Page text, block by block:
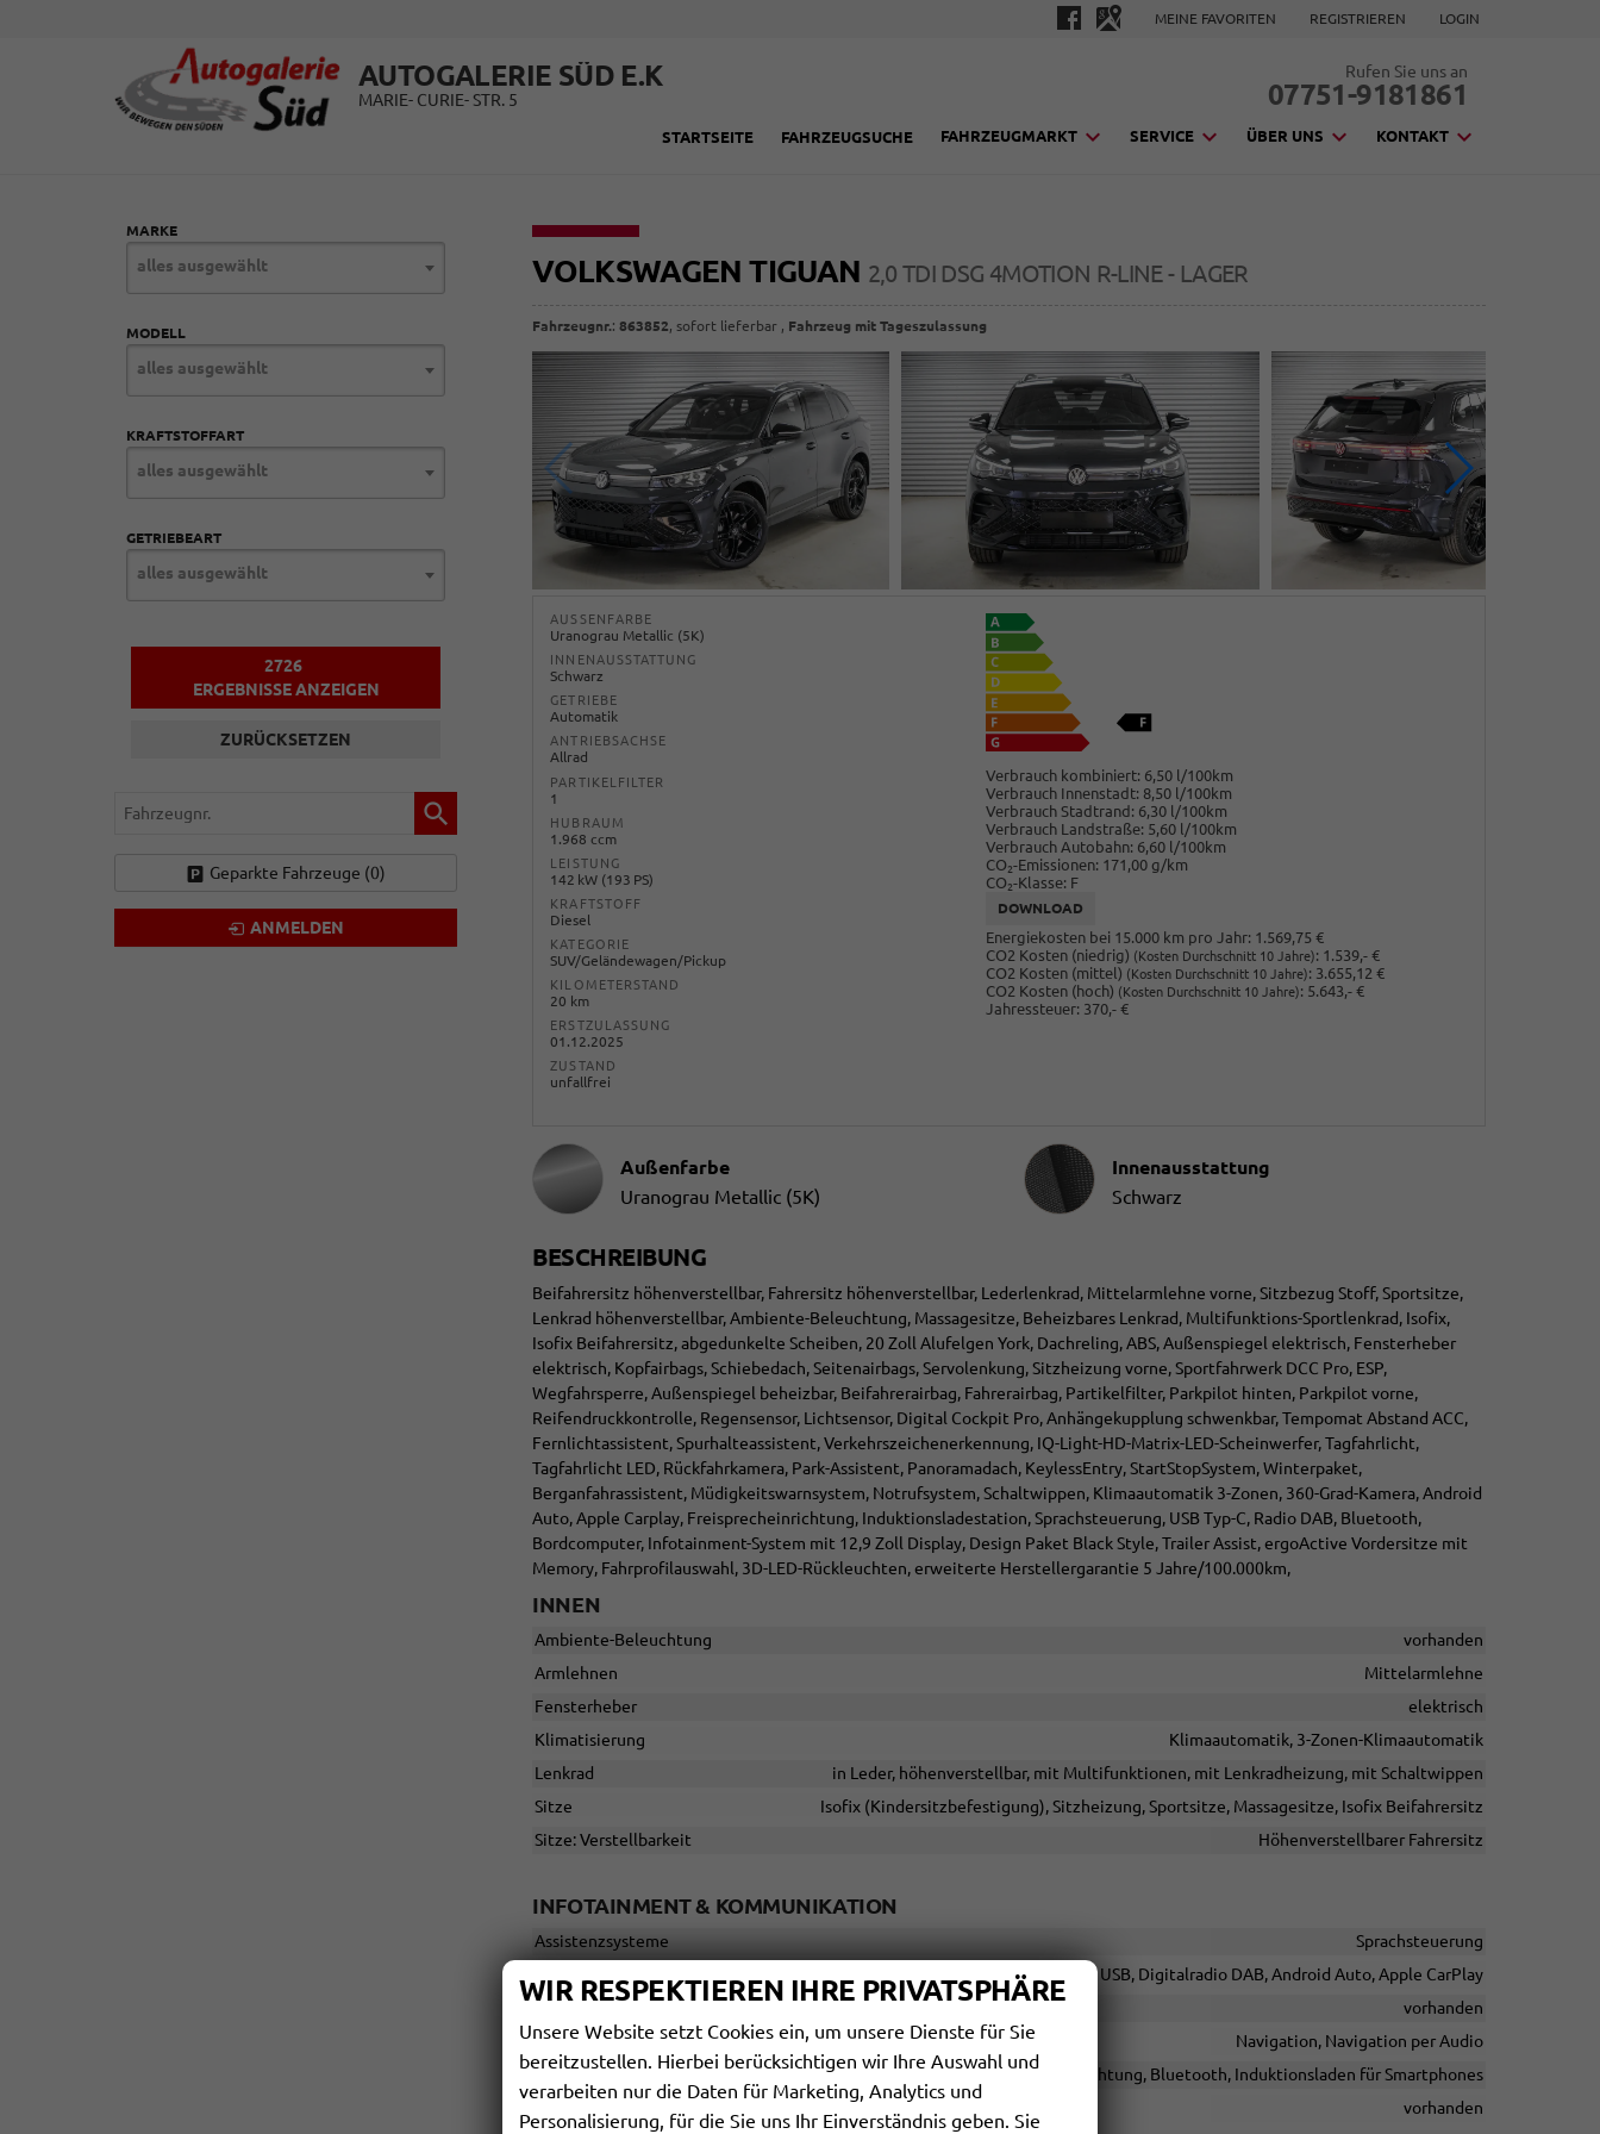
MEINE FAVORITEN REGISTRIEREN LOGIN
AUTOGALERIE SÜD E.K
MARIE- CURIE- STR. 5
Rufen Sie uns an
07751-9181861
STARTSEITE FAHRZEUGSUCHE FAHRZEUGMARKT SERVICE ÜBER UNS KONTAKT
VOLKSWAGEN TIGUAN 2,0 TDI DSG 4MOTION R-LINE - LAGER
Fahrzeugnr.:863852,sofort lieferbar , Fahrzeug mit Tageszulassung
AUSSENFARBE
Uranograu Metallic (5K)
INNENAUSSTATTUNG
Schwarz
GETRIEBE
Automatik
ANTRIEBSACHSE
Allrad
PARTIKELFILTER
1
HUBRAUM
1.968 ccm
LEISTUNG
142 kW (193 PS)
KRAFTSTOFF
Diesel
KATEGORIE
SUV/Geländewagen/Pickup
KILOMETERSTAND
20 km
ERSTZULASSUNG
01.12.2025
ZUSTAND
unfallfrei
Verbrauch kombiniert: 6,50 l/100km
Verbrauch Innenstadt: 8,50 l/100km
Verbrauch Stadtrand: 6,30 l/100km
Verbrauch Landstraße: 5,60 l/100km
Verbrauch Autobahn: 6,60 l/100km
CO2-Emissionen: 171,00 g/km
CO2-Klasse: F
DOWNLOAD
Energiekosten bei 15.000 km pro Jahr: 1.569,75 €
CO2 Kosten (niedrig) (Kosten Durchschnitt 10 Jahre): 1.539,- €
CO2 Kosten (mittel) (Kosten Durchschnitt 10 Jahre): 3.655,12 €
CO2 Kosten (hoch) (Kosten Durchschnitt 10 Jahre): 5.643,- €
Jahressteuer: 370,- €
Außenfarbe
Uranograu Metallic (5K)
Innenausstattung
Innenausstattung
Schwarz
BESCHREIBUNG
Beifahrersitz höhenverstellbar, Fahrersitz höhenverstellbar, Lederlenkrad, Mittelarmlehne vorne, Sitzbezug Stoff, Sportsitze,
Lenkrad höhenverstellbar, Ambiente-Beleuchtung, Massagesitze, Beheizbares Lenkrad, Multifunktions-Sportlenkrad, Isofix,
Isofix Beifahrersitz, abgedunkelte Scheiben, 20 Zoll Alufelgen York, Dachreling, ABS, Außenspiegel elektrisch, Fensterheber
elektrisch, Kopfairbags, Schiebedach, Seitenairbags, Servolenkung, Sitzheizung vorne, Sportfahrwerk DCC Pro, ESP,
Wegfahrsperre, Außenspiegel beheizbar, Beifahrerairbag, Fahrerairbag, Partikelfilter, Parkpilot hinten, Parkpilot vorne,
Reifendruckkontrolle, Regensensor, Lichtsensor, Digital Cockpit Pro, Anhängekupplung schwenkbar, Tempomat Abstand ACC,
Fernlichtassistent, Spurhalteassistent, Verkehrszeichenerkennung, IQ-Light-HD-Matrix-LED-Scheinwerfer, Tagfahrlicht,
Tagfahrlicht LED, Rückfahrkamera, Park-Assistent, Panoramadach, KeylessEntry, StartStopSystem, Winterpaket,
Berganfahrassistent, Müdigkeitswarnsystem, Notrufsystem, Schaltwippen, Klimaautomatik 3-Zonen, 360-Grad-Kamera, Android
Auto, Apple Carplay, Freisprecheinrichtung, Induktionsladestation, Sprachsteuerung, USB Typ-C, Radio DAB, Bluetooth,
Bordcomputer, Infotainment-System mit 12,9 Zoll Display, Design Paket Black Style, Trailer Assist, ergoActive Vordersitze mit
Memory, Fahrprofilauswahl, 3D-LED-Rückleuchten, erweiterte Herstellergarantie 5 Jahre/100.000km,
INNEN
Ambiente-Beleuchtung
vorhanden
Armlehnen
Mittelarmlehne
Fensterheber
elektrisch
Klimatisierung
Klimaautomatik, 3-Zonen-Klimaautomatik
Lenkrad
in Leder, höhenverstellbar, mit Multifunktionen, mit Lenkradheizung, mit Schaltwippen
Sitze
Isofix (Kindersitzbefestigung), Sitzheizung, Sportsitze, Massagesitze, Isofix Beifahrersitz
Sitze: Verstellbarkeit
Höhenverstellbarer Fahrersitz
INFOTAINMENT & KOMMUNIKATION
Assistenzsysteme
Sprachsteuerung
Schnittstelle USB, Digitalradio DAB, Android Auto, Apple CarPlay
vorhanden
Navigationssystem
Navigation, Navigation per Audio
Telefon
Freisprecheinrichtung, Bluetooth, Induktionsladen für Smartphones
Volldigitales Kombiinstrument (Virtual Cockpit)
vorhanden
MARKE
alles ausgewählt
MODELL
alles ausgewählt
KRAFTSTOFFART
alles ausgewählt
GETRIEBEART
alles ausgewählt
2726
ERGEBNISSE ANZEIGEN
ZURÜCKSETZEN
Fahrzeugnr.
Geparkte Fahrzeuge (0)
ANMELDEN
WIR RESPEKTIEREN IHRE PRIVATSPHÄRE
Unsere Website setzt Cookies ein, um unsere Dienste für Sie
bereitzustellen. Hierbei berücksichtigen wir Ihre Auswahl und
verarbeiten nur die Daten für Marketing, Analytics und
Personalisierung, für die Sie uns Ihr Einverständnis geben. Sie